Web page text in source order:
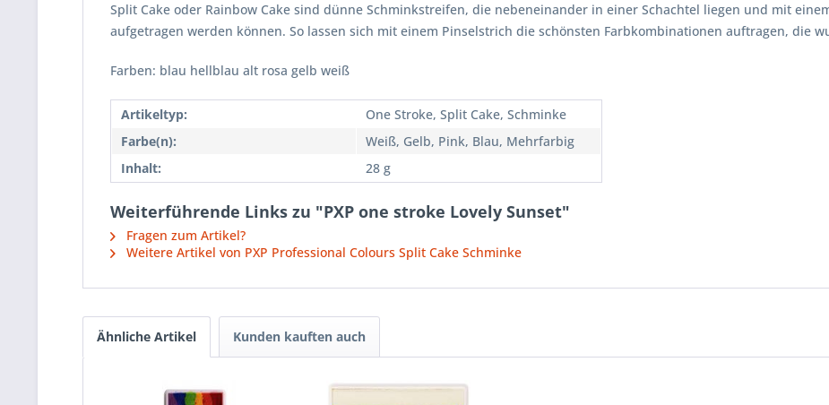
Split Cake oder Rainbow Cake sind dünne Schminkstreifen, die nebeneinander in einer Schachtel liegen und mit
aufgetragen werden können. So lassen sich mit einem Pinselstrich die schönsten Farbkombinationen auftragen, die
Farben: blau hellblau alt rosa gelb weiß
Artikeltyp:
One Stroke, Split Cake, Schminke
Farbe(n):
Weiß, Gelb, Pink, Blau, Mehrfarbig
Inhalt:
28 g
Weiterführende Links zu "PXP one stroke Lovely Sunset"
Fragen zum Artikel?
Weitere Artikel von PXP Professional Colours Split Cake Schminke
Ähnliche Artikel Kunden kauften auch